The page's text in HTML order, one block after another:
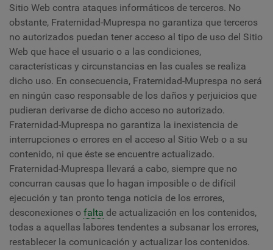
Sitio Web contra ataques informáticos de terceros. No
obstante, Fraternidad-Muprespa no garantiza que terceros
no autorizados puedan tener acceso al tipo de uso del Sitio
Web que hace el usuario o a las condiciones,
características y circunstancias en las cuales se realiza
dicho uso. En consecuencia, Fraternidad-Muprespa no será
en ningún caso responsable de los daños y perjuicios que
pudieran derivarse de dicho acceso no autorizado.
Fraternidad-Muprespa no garantiza la inexistencia de
interrupciones o errores en el acceso al Sitio Web o a su
contenido, ni que éste se encuentre actualizado.
Fraternidad-Muprespa llevará a cabo, siempre que no
concurran causas que lo hagan imposible o de difícil
ejecución y tan pronto tenga noticia de los errores,
desconexiones o falta de actualización en los contenidos,
todas a aquellas labores tendentes a subsanar los errores,
restablecer la comunicación y actualizar los contenidos.